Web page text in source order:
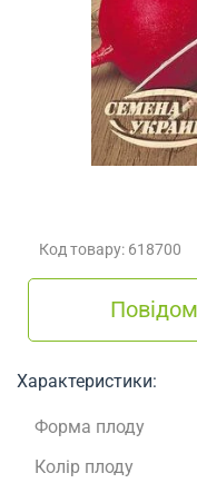
Код товару: 618700
Характеристики:
Форма плоду
Колір плоду